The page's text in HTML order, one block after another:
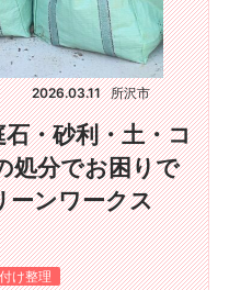
2026.03.11 所沢市
・砂利・土・コ
処分でお困りで
ーンワークス
け整理